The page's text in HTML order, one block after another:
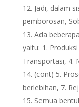
Jadi, dalam
pemborosan,
Ada
yaitu: 1.
Transportasi, 4.
(cont) 5.
berlebihan, 7.
Semua